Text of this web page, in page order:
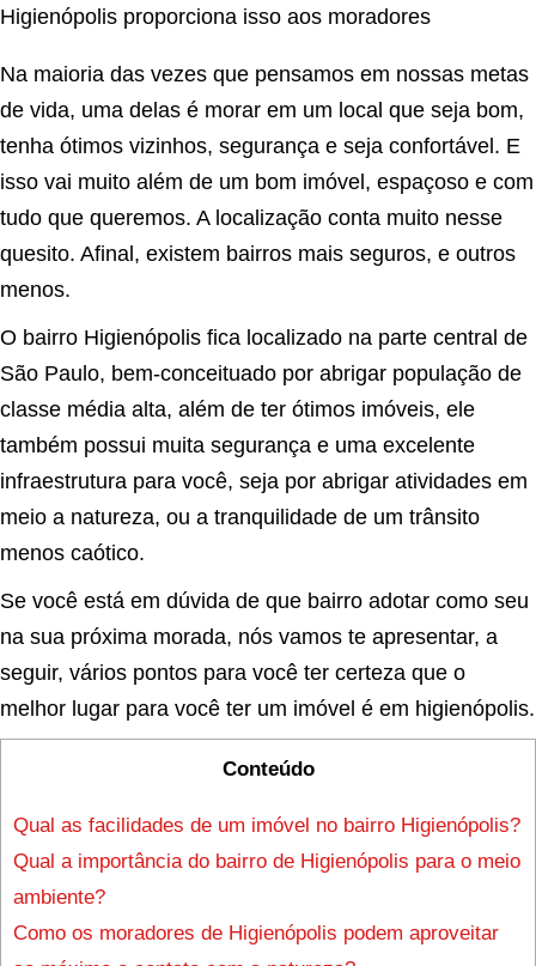
Na maioria das vezes que pensamos em nossas metas
de vida, uma delas é morar em um local que seja bom,
tenha ótimos vizinhos, segurança e seja confortável. E
isso vai muito além de um bom imóvel, espaçoso e com
tudo que queremos. A localização conta muito nesse
quesito. Afinal, existem bairros mais seguros, e outros
menos.
O bairro Higienópolis fica localizado na parte central de
São Paulo, bem-conceituado por abrigar população de
classe média alta, além de ter ótimos imóveis, ele
também possui muita segurança e uma excelente
infraestrutura para você, seja por abrigar atividades em
meio a natureza, ou a tranquilidade de um trânsito
menos caótico.
Se você está em dúvida de que bairro adotar como seu
na sua próxima morada, nós vamos te apresentar, a
seguir, vários pontos para você ter certeza que o
melhor lugar para você ter um imóvel é em higienópolis.
Conteúdo
Qual as facilidades de um imóvel no bairro Higienópolis?
Qual a importância do bairro de Higienópolis para o meio
ambiente?
Como os moradores de Higienópolis podem aproveitar